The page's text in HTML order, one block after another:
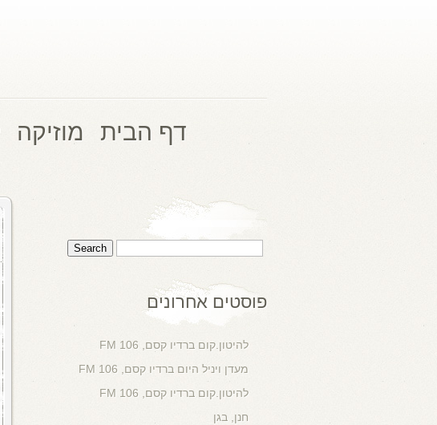
דף הבית מוזיקה
פוסטים אחרונים
להיטון.קום ברדיו קסם, 106 FM
מעדן ויניל היום ברדיו קסם, 106 FM
להיטון.קום ברדיו קסם, 106 FM
חנן, בגן